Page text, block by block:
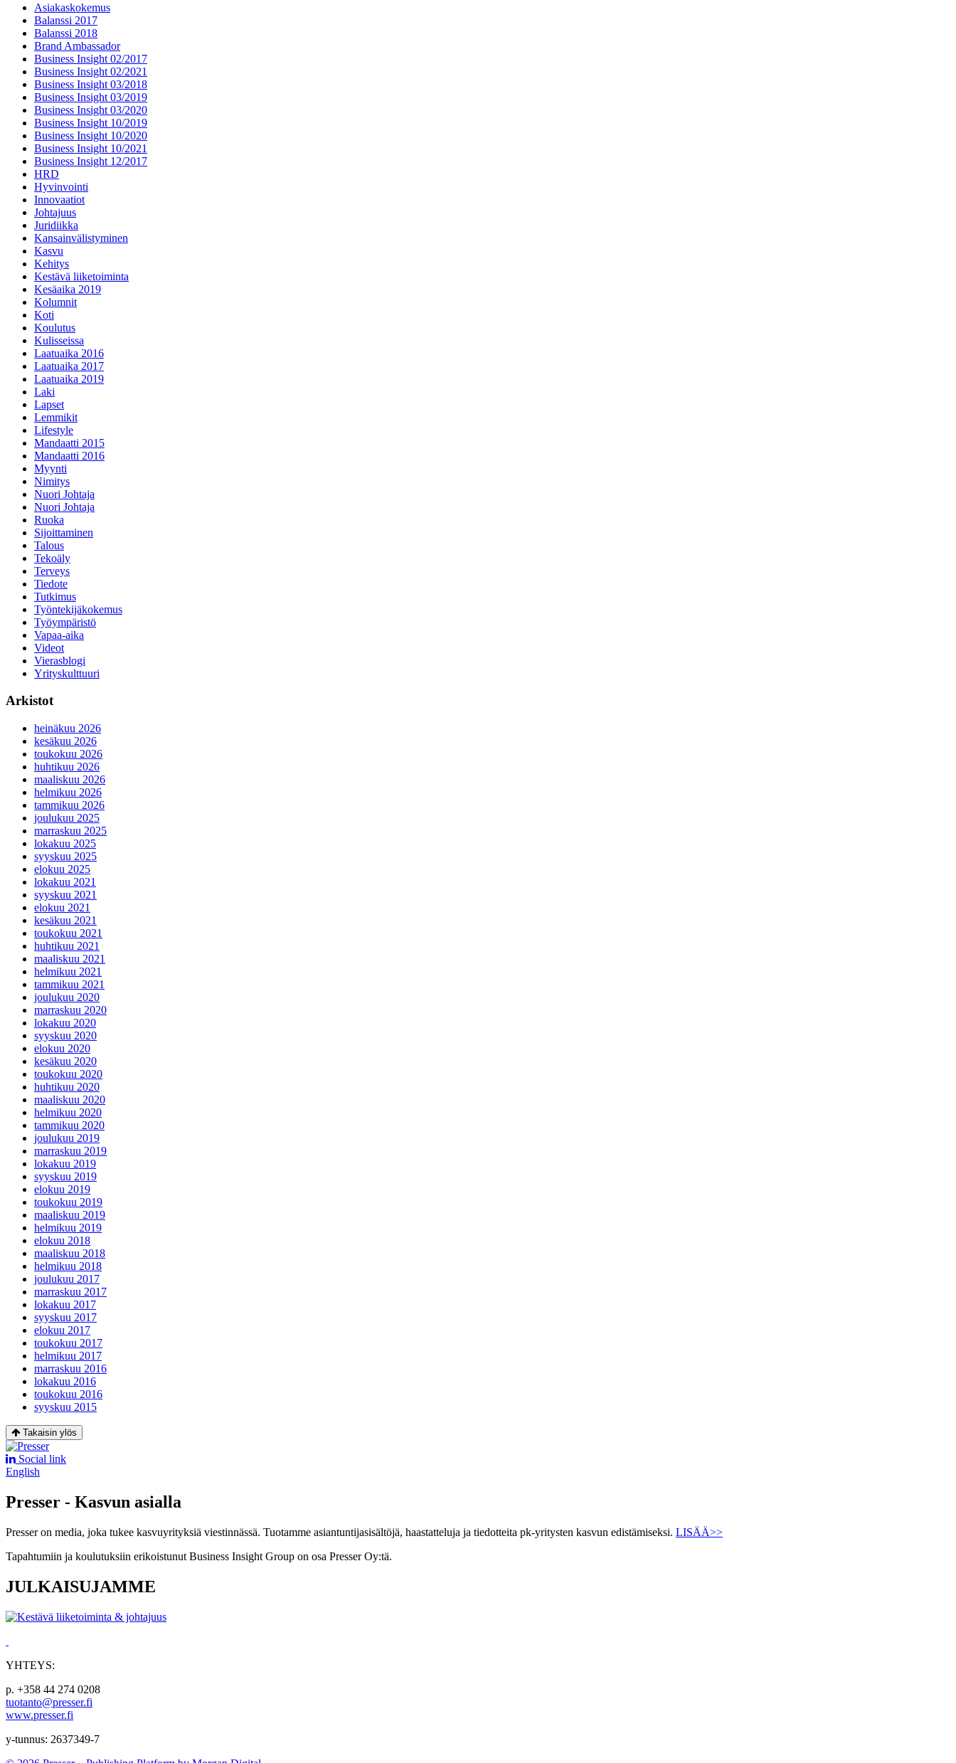
Asiakaskokemus
Balanssi 2017
Balanssi 2018
Brand Ambassador
Business Insight 02/2017
Business Insight 02/2021
Business Insight 03/2018
Business Insight 03/2019
Business Insight 03/2020
Business Insight 10/2019
Business Insight 10/2020
Business Insight 10/2021
Business Insight 12/2017
HRD
Hyvinvointi
Innovaatiot
Johtajuus
Juridiikka
Kansainvälistyminen
Kasvu
Kehitys
Kestävä liiketoiminta
Kesäaika 2019
Kolumnit
Koti
Koulutus
Kulisseissa
Laatuaika 2016
Laatuaika 2017
Laatuaika 2019
Laki
Lapset
Lemmikit
Lifestyle
Mandaatti 2015
Mandaatti 2016
Myynti
Nimitys
Nuori Johtaja
Nuori Johtaja
Ruoka
Sijoittaminen
Talous
Tekoäly
Terveys
Tiedote
Tutkimus
Työntekijäkokemus
Työympäristö
Vapaa-aika
Videot
Vierasblogi
Yrityskulttuuri
Arkistot
heinäkuu 2026
kesäkuu 2026
toukokuu 2026
huhtikuu 2026
maaliskuu 2026
helmikuu 2026
tammikuu 2026
joulukuu 2025
marraskuu 2025
lokakuu 2025
syyskuu 2025
elokuu 2025
lokakuu 2021
syyskuu 2021
elokuu 2021
kesäkuu 2021
toukokuu 2021
huhtikuu 2021
maaliskuu 2021
helmikuu 2021
tammikuu 2021
joulukuu 2020
marraskuu 2020
lokakuu 2020
syyskuu 2020
elokuu 2020
kesäkuu 2020
toukokuu 2020
huhtikuu 2020
maaliskuu 2020
helmikuu 2020
tammikuu 2020
joulukuu 2019
marraskuu 2019
lokakuu 2019
syyskuu 2019
elokuu 2019
toukokuu 2019
maaliskuu 2019
helmikuu 2019
elokuu 2018
maaliskuu 2018
helmikuu 2018
joulukuu 2017
marraskuu 2017
lokakuu 2017
syyskuu 2017
elokuu 2017
toukokuu 2017
helmikuu 2017
marraskuu 2016
lokakuu 2016
toukokuu 2016
syyskuu 2015
Takaisin ylös
Social link
English
Presser - Kasvun asialla
Presser on media, joka tukee kasvuyrityksiä viestinnässä. Tuotamme asiantuntijasisältöjä, haastatteluja ja tiedotteita pk-yritysten kasvun edistämiseksi. LISÄÄ>>
Tapahtumiin ja koulutuksiin erikoistunut Business Insight Group on osa Presser Oy:tä.
JULKAISUJAMME
YHTEYS:
p. +358 44 274 0208
tuotanto@presser.fi
www.presser.fi
y-tunnus: 2637349-7